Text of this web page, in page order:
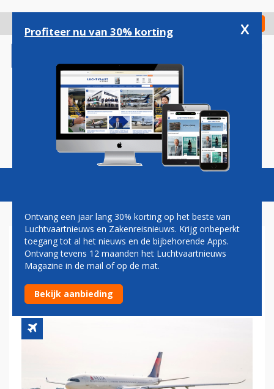
gaan
Check in
Magazine Podcasts Vacatures
DELTA NEEMT AIRBUS A330-
900 IN DIENST EN TOONT DE
CABINE
Profiteer nu van 30% korting x
Ontvang een jaar lang 30% korting op het beste van
Luchtvaartnieuws en Zakenreisnieuws. Krijg onbeperkt
toegang tot al het nieuws en de bijbehorende Apps.
Ontvang tevens 12 maanden het Luchtvaartnieuws
Magazine in de mail of op de mat.
Bekijk aanbieding